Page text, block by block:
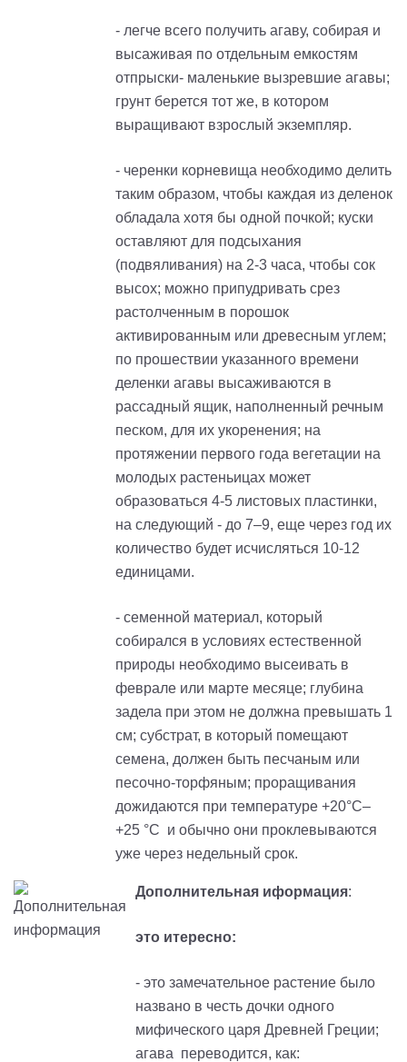
- легче всего получить агаву, собирая и
высаживая по отдельным емкостям
отпрыски- маленькие вызревшие агавы;
грунт берется тот же, в котором
выращивают взрослый экземпляр.
- черенки корневища необходимо делить
таким образом, чтобы каждая из деленок
обладала хотя бы одной почкой; куски
оставляют для подсыхания
(подвяливания) на 2-3 часа, чтобы сок
высох; можно припудривать срез
растолченным в порошок
активированным или древесным углем;
по прошествии указанного времени
деленки агавы высаживаются в
рассадный ящик, наполненный речным
песком, для их укоренения; на
протяжении первого года вегетации на
молодых растеньицах может
образоваться 4-5 листовых пластинки,
на следующий - до 7–9, еще через год их
количество будет исчисляться 10-12
единицами.
- семенной материал, который
собирался в условиях естественной
природы необходимо высеивать в
феврале или марте месяце; глубина
задела при этом не должна превышать 1
см; субстрат, в который помещают
семена, должен быть песчаным или
песочно-торфяным; проращивания
дожидаются при температуре +20°C–
+25 °C и обычно они проклевываются
уже через недельный срок.
Дополнительная иформация:
это итересно:
- это замечательное растение было
названо в честь дочки одного
мифического царя Древней Греции;
агава переводится, как: